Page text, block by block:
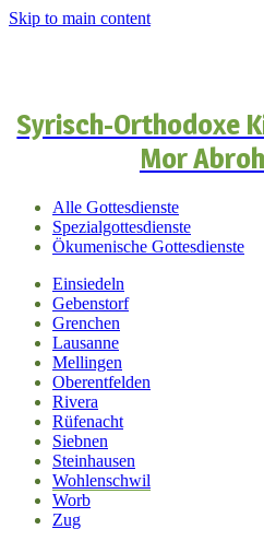
Skip to main content
Syrisch-Orthodoxe
Mor
Alle Gottesdienste
Spezialgottesdienste
Ökumenische Gottesdienste
Einsiedeln
Gebenstorf
Grenchen
Lausanne
Mellingen
Oberentfelden
Rivera
Rüfenacht
Siebnen
Steinhausen
Wohlenschwil
Worb
Zug